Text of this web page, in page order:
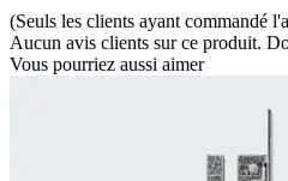
(Seuls les clients ayant commandé
Aucun avis clients sur ce produit.
Vous pourriez aussi aimer